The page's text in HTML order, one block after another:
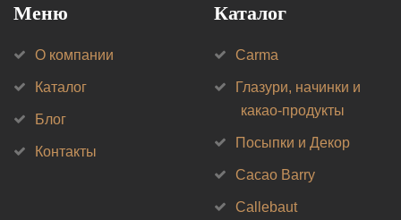
Меню
О компании
Каталог
Блог
Контакты
Каталог
Carma
Глазури, начинки и
какао-продукты
Посыпки и Декор
Cacao Barry
Callebaut